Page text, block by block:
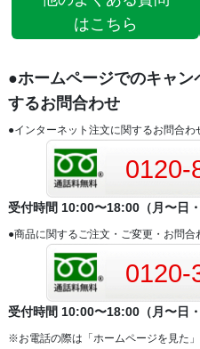
はこちら
●ホームページでのキャ
するお問合わせ
●インターネット注文に関するお問合わ
0120-
受付時間 10:00〜18:00（月〜日・
●商品に関するご注文・ご変更・お問合
0120-
受付時間 10:00〜18:00（月〜日・
※お電話の際は「ホームページを見た」